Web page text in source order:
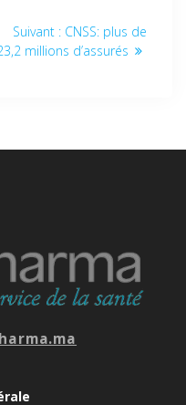
Suivant : CNSS: plus de
millions d’assurés